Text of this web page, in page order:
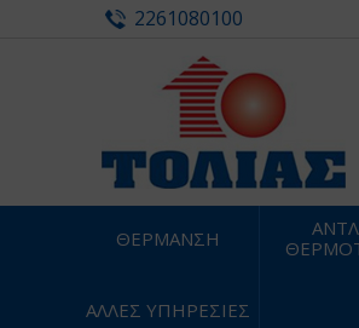
2261080100
ΘΕΡΜΑΝΣΗ
ΑΛΛΕΣ ΥΠΗΡΕΣΙΕΣ